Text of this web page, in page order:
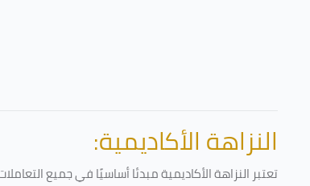
النزاهة الأكاديمية:
تعتبر النزاهة الأكاديمية مبدئا أساسيًا في جميع